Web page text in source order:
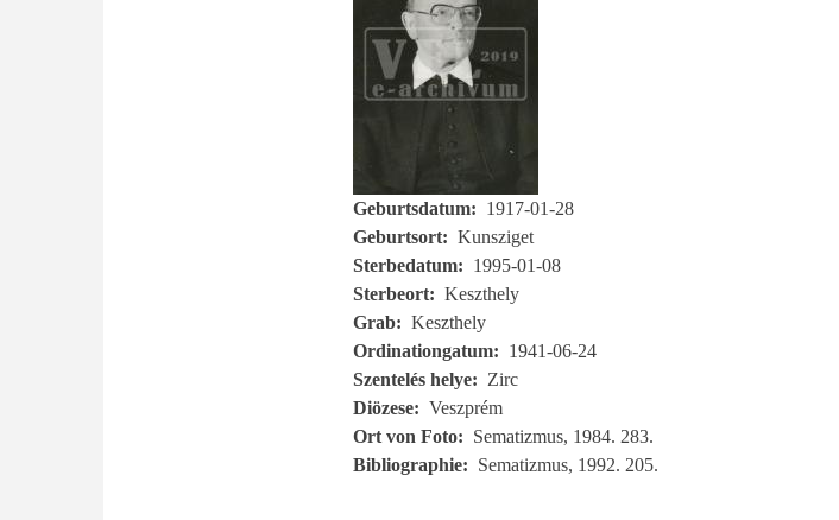
Geburtsdatum
1917-01-28
Geburtsort
Kunsziget
Sterbedatum
1995-01-08
Sterbeort
Keszthely
Grab
Keszthely
Ordinationgatum
1941-06-24
Szentelés helye
Zirc
Diözese
Veszprém
Ort von Foto
Sematizmus, 1984. 283.
Bibliographie
Sematizmus, 1992. 205.